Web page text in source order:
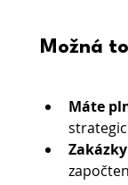
Možná
Máte